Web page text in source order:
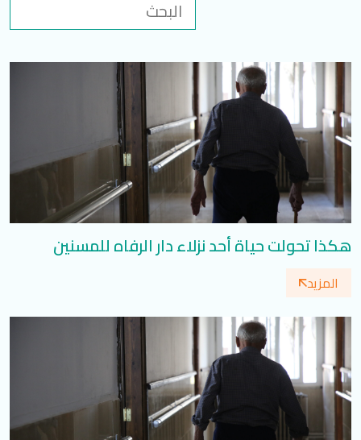
تسجيل الدخول
العربية
English
هكذا تحولت حياة أحد نزلاء دار الرفاه للمسنين
المزيد